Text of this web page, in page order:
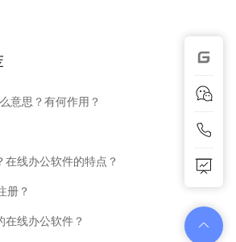
意思？有何作用？
在线办公软件的特点？
册？
在线办公软件？